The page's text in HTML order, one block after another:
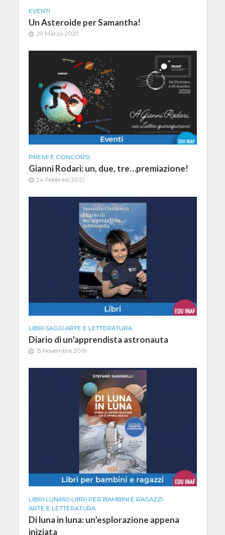
EVENTI
Un Asteroide per Samantha!
29 Marzo 2021
PREMI E CONCORSI
Gianni Rodari: un, due, tre…premiazione!
24 Febbraio 2021
LIBRI•SAGGI•ARTE E LETTERATURA
Diario di un’apprendista astronauta
15 Novembre 2019
LIBRI•LUNA50•LIBRI PER BAMBINI E RAGAZZI•
ARTE E LETTERATURA
Di luna in luna: un’esplorazione appena
iniziata